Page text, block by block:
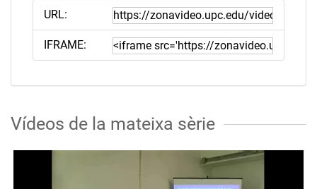
URL:
IFRAME:
Vídeos de la mateixa sèrie